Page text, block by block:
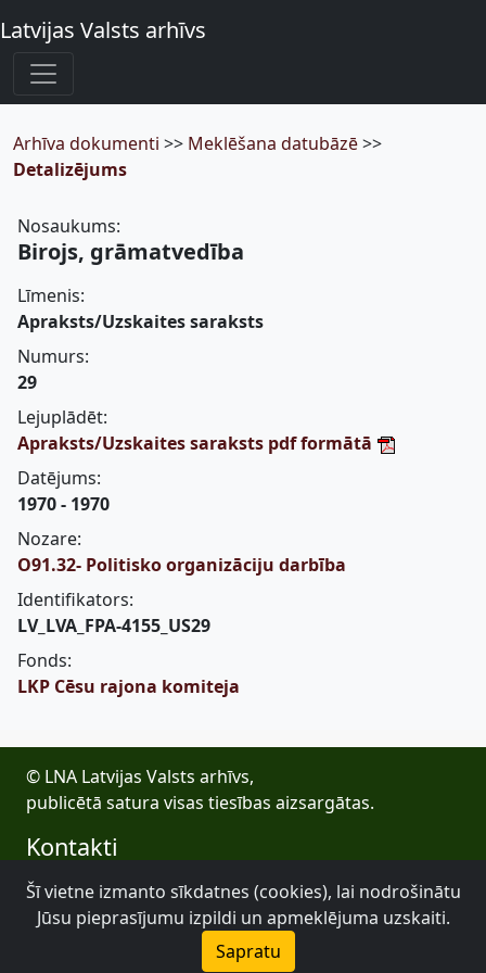
Latvijas Valsts arhīvs
Arhīva dokumenti >> Meklēšana datubāzē>>
Detalizējums
Nosaukums:
Birojs, grāmatvedība
Līmenis:
Apraksts/Uzskaites saraksts
Numurs:
29
Lejuplādēt:
Apraksts/Uzskaites saraksts pdf formātā
Datējums:
1970 - 1970
Nozare:
O91.32- Politisko organizāciju darbība
Identifikators:
LV_LVA_FPA-4155_US29
Fonds:
LKP Cēsu rajona komiteja
© LNA Latvijas Valsts arhīvs,
publicētā satura visas tiesības aizsargātas.
Kontakti
E-pasts: lva@arhivi.gov.lv
Tālrunis: +371 20027447
Bezdelīgu 1A, Rīga
Šī vietne izmanto sīkdatnes (cookies), lai nodrošinātu
Jūsu pieprasījumu izpildi un apmeklējuma uzskaiti.
Sapratu